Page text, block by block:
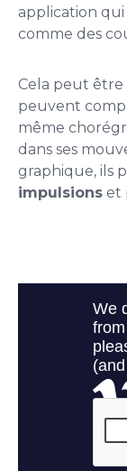
application
comme des
Cela peut être
peuvent
même
dans ses
graphique, ils
impulsions et